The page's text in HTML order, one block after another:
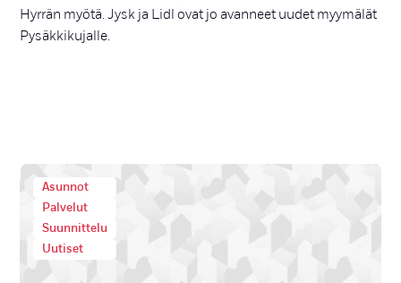
Hyrrän myötä. Jysk ja Lidl ovat jo avanneet uudet myymälät
Pysäkkikujalle.
Asunnot
Palvelut
Suunnittelu
Uutiset